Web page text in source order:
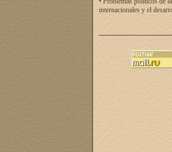
internacionales y el